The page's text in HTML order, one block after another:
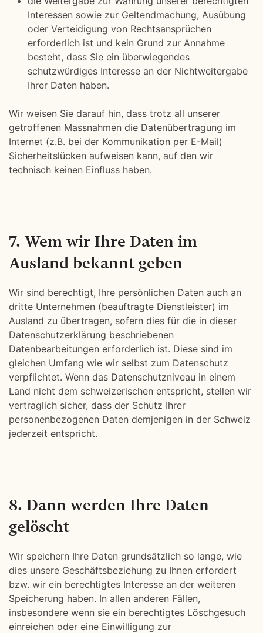
Interessen sowie zur Geltendmachung, Ausübung
oder Verteidigung von Rechtsansprüchen
erforderlich ist und kein Grund zur Annahme
besteht, dass Sie ein überwiegendes
schutzwürdiges Interesse an der Nichtweitergabe
Ihrer Daten haben.
Wir weisen Sie darauf hin, dass trotz all unserer
getroffenen Massnahmen die Datenübertragung im
Internet (z.B. bei der Kommunikation per E-Mail)
Sicherheitslücken aufweisen kann, auf den wir
technisch keinen Einfluss haben.
7. Wem wir Ihre Daten im
Ausland bekannt geben
Wir sind berechtigt, Ihre persönlichen Daten auch an
dritte Unternehmen (beauftragte Dienstleister) im
Ausland zu übertragen, sofern dies für die in dieser
Datenschutzerklärung beschriebenen
Datenbearbeitungen erforderlich ist. Diese sind im
gleichen Umfang wie wir selbst zum Datenschutz
verpflichtet. Wenn das Datenschutzniveau in einem
Land nicht dem schweizerischen entspricht, stellen wir
vertraglich sicher, dass der Schutz Ihrer
personenbezogenen Daten demjenigen in der Schweiz
jederzeit entspricht.
8. Dann werden Ihre Daten
gelöscht
Wir speichern Ihre Daten grundsätzlich so lange, wie
dies unsere Geschäftsbeziehung zu Ihnen erfordert
bzw. wir ein berechtigtes Interesse an der weiteren
Speicherung haben. In allen anderen Fällen,
insbesondere wenn sie ein berechtigtes Löschgesuch
einreichen oder eine Einwilligung zur